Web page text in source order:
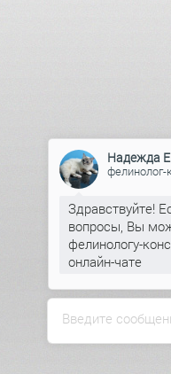
Введите
Надежда
фелинолог-
Здравствуйте!
вопросы, Вы
фелинологу-
онлайн-чате